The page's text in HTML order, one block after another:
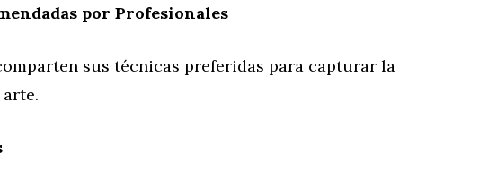
por Profesionales
sus técnicas preferidas para capturar la